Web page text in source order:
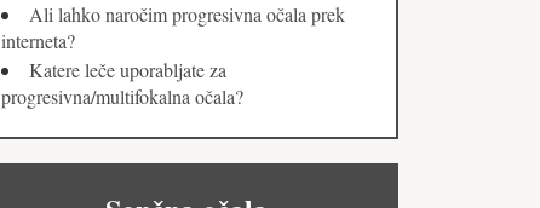
Ali lahko naročim progresivna očala prek
interneta?
Katere leče uporabljate za
progresivna/multifokalna očala?